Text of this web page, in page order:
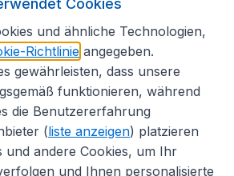
Cookies
und ähnliche Technologien,
Richtlinie angegeben.
gewährleisten, dass unsere
funktionieren, während
die Benutzererfahrung
(liste anzeigen) platzieren
und andere Cookies, um Ihr
und Ihnen personalisierte